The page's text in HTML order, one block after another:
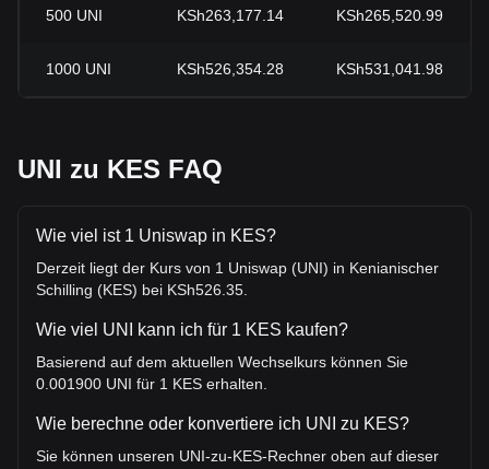
500 UNI KSh263,177.14 KSh265,520.99
1000 UNI KSh526,354.28 KSh531,041.98
UNI zu KES FAQ
Wie viel ist 1 Uniswap in KES?
Derzeit liegt der Kurs von 1 Uniswap (UNI) in Kenianischer
Schilling (KES) bei KSh526.35.
Wie viel UNI kann ich für 1 KES kaufen?
Basierend auf dem aktuellen Wechselkurs können Sie
0.001900 UNI für 1 KES erhalten.
Wie berechne oder konvertiere ich UNI zu KES?
Sie können unseren UNI-zu-KES-Rechner oben auf dieser